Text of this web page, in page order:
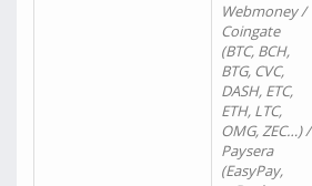
Webmoney /
Coingate
(BTC, BCH,
BTG, CVC,
DASH, ETC,
ETH, LTC,
OMG, ZEC…) /
Paysera
(EasyPay,